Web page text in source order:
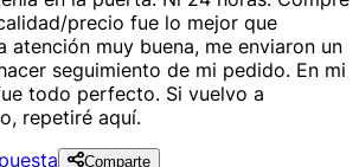
precio fue lo mejor que
atención muy buena, me enviaron un
seguimiento de mi pedido. En mi
todo perfecto. Si vuelvo a
repetiré aquí.
Comparte